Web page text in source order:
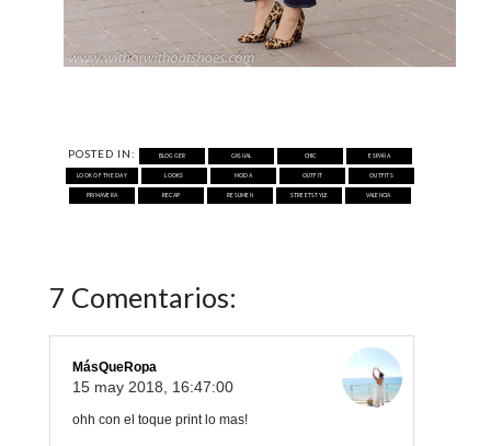
POSTED IN: BLOGGER CASUAL CHIC ESPAÑA
LOOK OF THE DAY LOOKS MODA OUTFIT OUTFITS
PRIMAVERA RECAP RESUMEN STREETSTYLE VALENCIA
7 Comentarios:
MásQueRopa
15 may 2018, 16:47:00
ohh con el toque print lo mas!